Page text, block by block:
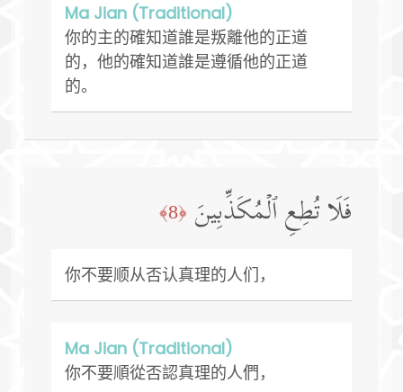
Ma Jian (Traditional)
你的主的確知道誰是叛離他的正道
的，他的確知道誰是遵循他的正道
的。
فَلَا تُطِعِ ٱلۡمُكَذِّبِینَ ﴿8﴾
你不要顺从否认真理的人们，
Ma Jian (Traditional)
你不要順從否認真理的人們，